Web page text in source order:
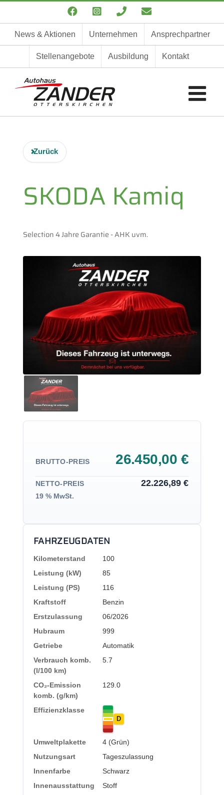
springen
FacebookInstagram
TelefonE-
Mail
News & Aktionen Unternehmen Ansprechpartner
Stellenangebote Ausbildung Kontakt
Zurück
SKODA Kamiq
Selection 4 Jahre Garantie - AHK uvm.
BRUTTO-PREIS 26.450,00 €
NETTO-PREIS 22.226,89 €
19 % MwSt.
FAHRZEUGDATEN
Kilometerstand
100
Leistung (kW)
85
Leistung (PS)
116
Kraftstoff
Benzin
Erstzulassung
06/2026
Hubraum
999
Getriebe
Automatik
Verbrauch komb.
(l/100 km)
5.7
CO₂-Emission
komb. (g/km)
129.0
Effizienzklasse
D
Umweltplakette
4 (Grün)
Nutzungsart
Tageszulassung
Innenfarbe
Schwarz
Innenausstattung
Stoff